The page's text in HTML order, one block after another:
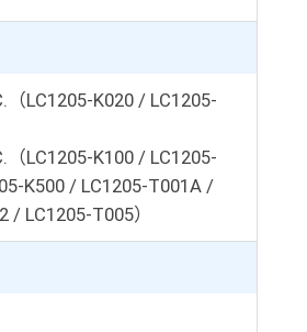
（LC1205-K020 / LC1205-
（LC1205-K100 / LC1205-
K500 / LC1205-T001A /
/ LC1205-T005）